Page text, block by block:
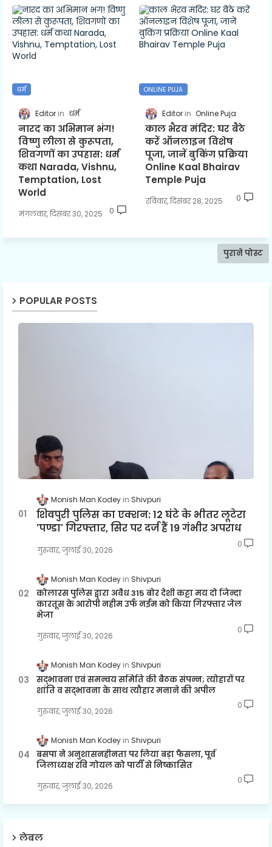
धर्म
Editor धर्म
नारद का अभिमान भंग!
विष्णु लीला से कुरूपता,
शिवगणों का उपहास: धर्म
कथा Narada, Vishnu,
Temptation, Lost
World
मंगलवार, दिसंबर 30, 2025 0
ONLINE PUJA
Editor Online Puja
काल भैरव मंदिर: घर बैठे
करें ऑनलाइन विशेष
पूजा, जानें बुकिंग प्रक्रिया
Online Kaal Bhairav
Temple Puja
रविवार, दिसंबर 28, 2025 0
पुराने पोस्ट
POPULAR POSTS
Monish Man Kodey Shivpuri
शिवपुरी पुलिस का एक्शन: 12 घंटे के भीतर लूटेरा
'पण्डा' गिरफ्तार, सिर पर दर्ज हैं 19 गंभीर अपराध
गुरुवार, जुलाई 30, 2026
0
Monish Man Kodey Shivpuri
कोलारस पुलिस द्वारा अवैध 315 बोर देशी कट्टा मय दो जिन्दा
कारतूस के आरोपी नहीम उर्फ नईम को किया गिरफ्तार जेल
भेजा
गुरुवार, जुलाई 30, 2026
0
Monish Man Kodey Shivpuri
सद्भावना एवं समन्वय समिति की बैठक संपन्न; त्योहारों पर
शांति व सद्भावना के साथ त्यौहार मनाने की अपील
गुरुवार, जुलाई 30, 2026
0
Monish Man Kodey Shivpuri
बसपा ने अनुशासनहीनता पर लिया बड़ा फैसला, पूर्व
जिलाध्यक्ष रवि गोयल को पार्टी से निष्कासित
गुरुवार, जुलाई 30, 2026
0
लेबल